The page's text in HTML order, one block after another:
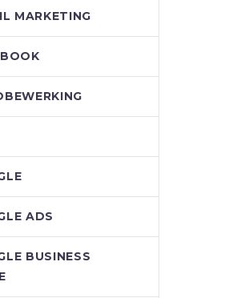
MARKETING
ADS
BUSINESS